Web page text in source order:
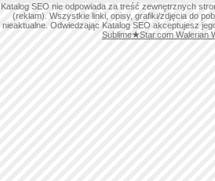
Katalog SEO nie odpowiada za treść zewnętrznych
(reklam). Wszystkie linki, opisy, grafiki/zdjęcia do
nieaktualne. Odwiedzając Katalog SEO akceptujesz
Sublime★Star.com Walerian